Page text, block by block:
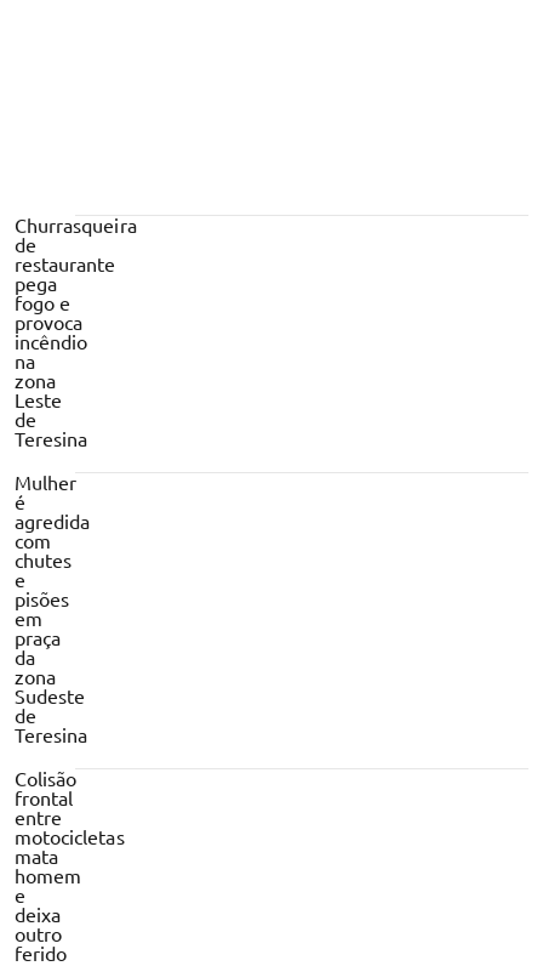
Churrasqueira
de
restaurante
pega
fogo e
provoca
incêndio
na
zona
Leste
de
Teresina
Mulher
é
agredida
com
chutes
e
pisões
em
praça
da
zona
Sudeste
de
Teresina
Colisão
frontal
entre
motocicletas
mata
homem
e
deixa
outro
ferido